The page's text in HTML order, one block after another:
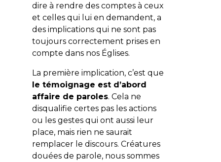
dire à rendre des comptes à ceux
et celles qui lui en demandent, a
des implications qui ne sont pas
toujours correctement prises en
compte dans nos Églises.
La première implication, c’est que
le témoignage est d’abord
affaire de paroles. Cela ne
disqualifie certes pas les actions
ou les gestes qui ont aussi leur
place, mais rien ne saurait
remplacer le discours. Créatures
douées de parole, nous sommes